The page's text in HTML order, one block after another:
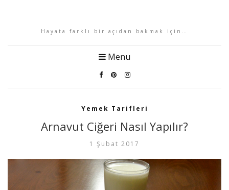
Hayata farklı bir açıdan bakmak için…
Menu
Yemek Tarifleri
Arnavut Ciğeri Nasıl Yapılır?
1 Şubat 2017